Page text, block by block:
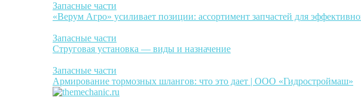
Запасные части
«Верум Агро» усиливает позиции: ассортимент запчастей для
Запасные части
Струговая установка — виды и назначение
Запасные части
Армирование тормозных шлангов: что это дает | ООО «Гидростроймаш»